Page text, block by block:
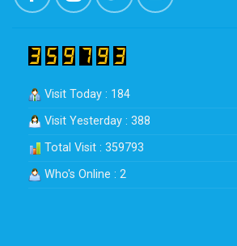
Visit Today : 184
Visit Yesterday : 388
Total Visit : 359793
Who's Online : 2